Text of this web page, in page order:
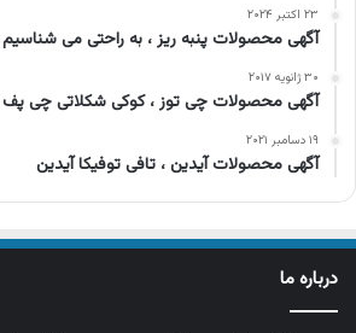
۲۳ اکتبر ۲۰۲۴
آگهی محصولات پنبه ریز ، به راحتی می شناسیم
۳۰ ژانویه ۲۰۱۷
آگهی محصولات چی توز ، کوکی شکلاتی چی پف
۱۹ دسامبر ۲۰۲۱
آگهی محصولات آیدین ، تافی توفیکا آیدین
درباره ما